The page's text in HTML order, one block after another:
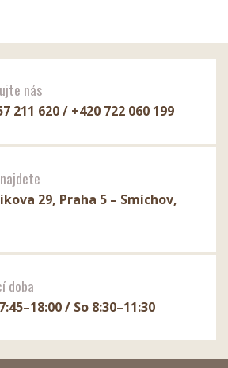
nás
211 620 / +420 722 060 199
29, Praha 5 – Smíchov,
doba
/ So 8:30–11:30